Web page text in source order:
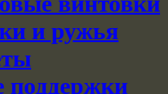
и ружья
поддержки